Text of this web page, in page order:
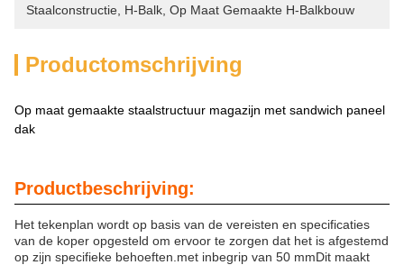
Staalconstructie H-Balk Op Maat Gemaakte H-Balkbouw
Productomschrijving
Op maat gemaakte staalstructuur magazijn met sandwich paneel
dak
Productbeschrijving:
Het tekenplan wordt op basis van de vereisten en specificaties
van de koper opgesteld om ervoor te zorgen dat het is afgestemd
op zijn specifieke behoeften.met inbegrip van 50 mmDit maakt